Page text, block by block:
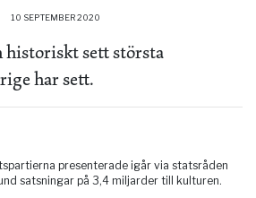
10 SEPTEMBER 2020
historiskt sett största
har sett.
presenterade igår via statsråden
satsningar på 3,4 miljarder till kulturen.